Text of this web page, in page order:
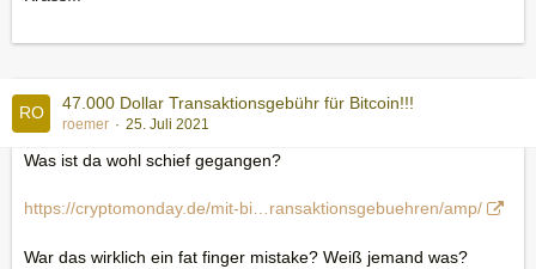
47.000 Dollar Transaktionsgebühr für Bitcoin!!!
roemer 25. Juli 2021
Was ist da wohl schief gegangen?
https://cryptomonday.de/mit-bi…ransaktionsgebuehren/amp/
War das wirklich ein fat finger mistake? Weiß jemand was?